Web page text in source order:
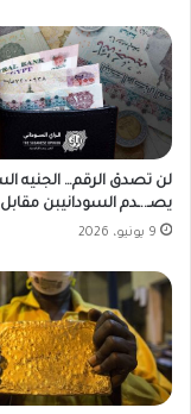
لن تصدق الرقم… الجنيه
يصـ..ـدم السودانيبن
9 يونيو، 2026